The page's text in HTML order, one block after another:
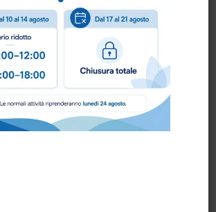
chiamando al0172 478161oppure
mail ainfo@bogliano.it.
siamo a disposizione.